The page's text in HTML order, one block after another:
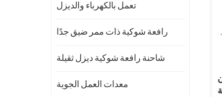
تعمل بالكهرباء والديزل
رافعة شوكية ذات ممر ضيق جدًا
شاحنة رافعة شوكية ديزل ثقيلة
معدات العمل الجوية